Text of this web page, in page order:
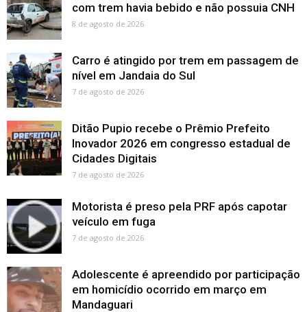
com trem havia bebido e não possuia CNH
8 de agosto de 2026
Carro é atingido por trem em passagem de
nível em Jandaia do Sul
7 de agosto de 2026
Ditão Pupio recebe o Prêmio Prefeito
Inovador 2026 em congresso estadual de
Cidades Digitais
7 de agosto de 2026
Motorista é preso pela PRF após capotar
veículo em fuga
7 de agosto de 2026
Adolescente é apreendido por participação
em homicídio ocorrido em março em
Mandaguari